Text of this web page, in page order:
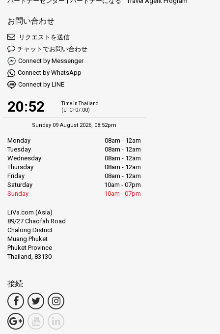
お問い合わせ
リクエストを送信
チャットでお問い合わせ
Connect by Messenger
Connect by WhatsApp
Connect by LINE
20:52
Time in Thailand
(UTC+07:00)
Sunday 09 August 2026, 08:52pm
Monday
08am - 12am
Tuesday
08am - 12am
Wednesday
08am - 12am
Thursday
08am - 12am
Friday
08am - 12am
Saturday
10am - 07pm
Sunday
10am - 07pm
LiVa.com (Asia)
89/27 Chaofah Road
Chalong District
Muang Phuket
Phuket Province
Thailand, 83130
接続